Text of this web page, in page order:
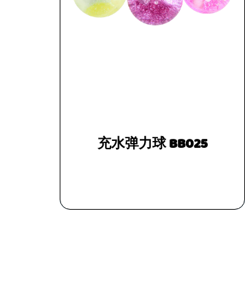
充水弹力球 BB025
热销批发
闪光填充